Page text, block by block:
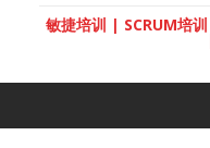
敏捷培训 | SCRUM培